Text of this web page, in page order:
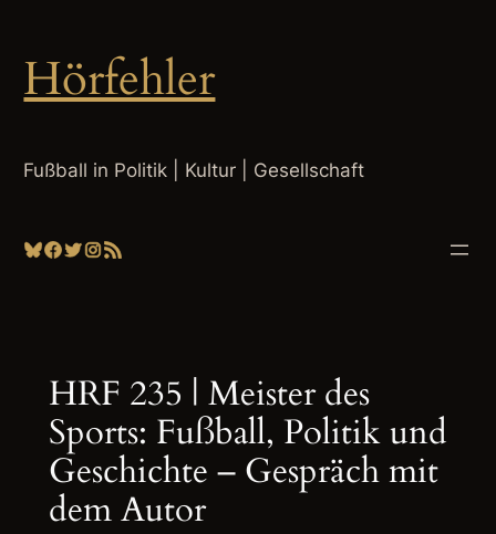
springen
Hörfehler
Fußball in Politik | Kultur | Gesellschaft
Bluesky
Facebook
Twitter
Instagram
RSS-Feed
HRF 235 | Meister des
Sports: Fußball, Politik und
Geschichte – Gespräch mit
dem Autor